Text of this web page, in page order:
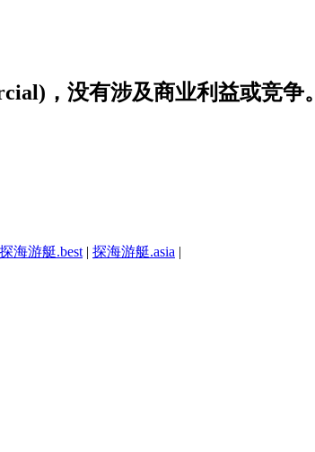
，没有涉及商业利益或竞争。
探海游艇.best | 探海游艇.asia |